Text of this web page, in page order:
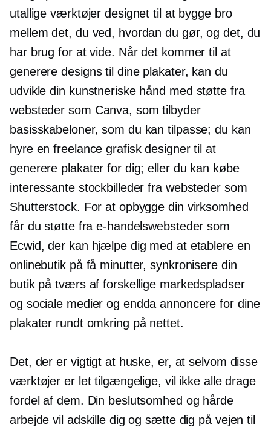
utallige værktøjer designet til at bygge bro
mellem det, du ved, hvordan du gør, og det, du
har brug for at vide. Når det kommer til at
generere designs til dine plakater, kan du
udvikle din kunstneriske hånd med støtte fra
websteder som Canva, som tilbyder
basisskabeloner, som du kan tilpasse; du kan
hyre en freelance grafisk designer til at
generere plakater for dig; eller du kan købe
interessante stockbilleder fra websteder som
Shutterstock. For at opbygge din virksomhed
får du støtte fra e-handelswebsteder som
Ecwid, der kan hjælpe dig med at etablere en
onlinebutik på få minutter, synkronisere din
butik på tværs af forskellige markedspladser
og sociale medier og endda annoncere for dine
plakater rundt omkring på nettet.
Det, der er vigtigt at huske, er, at selvom disse
værktøjer er let tilgængelige, vil ikke alle drage
fordel af dem. Din beslutsomhed og hårde
arbejde vil adskille dig og sætte dig på vejen til